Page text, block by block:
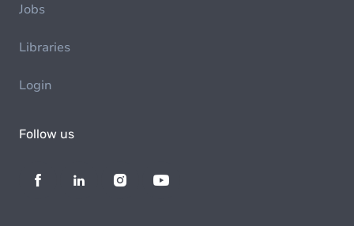
Jobs
Libraries
Login
Follow us